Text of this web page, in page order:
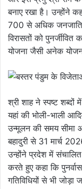
बनाए रखा है। उन्होंने
700 से अधिक
विरासतों को
योजना जैसी अनेक
श्री शाह ने स्पष्ट शब्दों
यहां की भोली-भाली
उन्मूलन की समय सीमा
बहादुरी से 31 मार्च
उन्होंने प्रदेश में
करते हुए कहा कि
गतिविधियों से भी जोड़ा